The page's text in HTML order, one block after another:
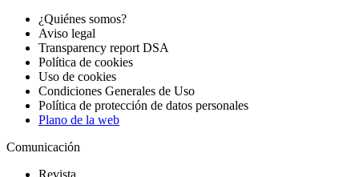
¿Quiénes somos?
Aviso legal
Transparency report DSA
Política de cookies
Uso de cookies
Condiciones Generales de Uso
Política de protección de datos personales
Plano de la web
Comunicación